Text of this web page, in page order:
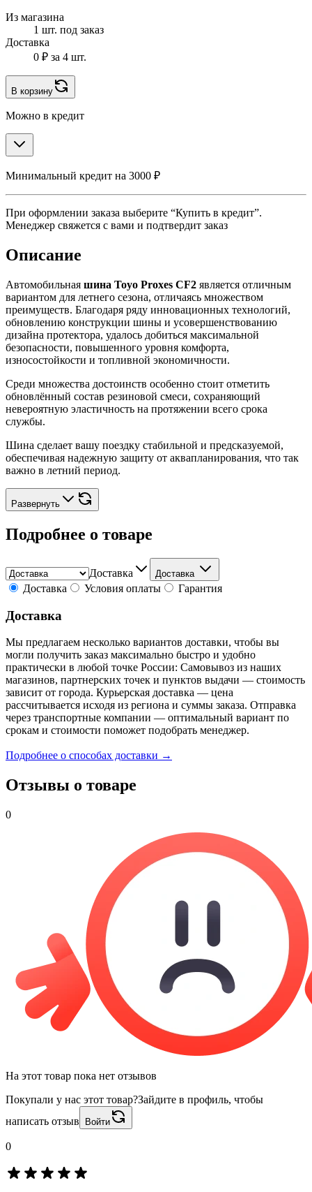
Из магазина
1 шт. под заказ
Доставка
0 ₽ за 4 шт.
В корзину
Можно в кредит
Минимальный кредит на 3000 ₽
При оформлении заказа выберите “Купить в кредит”.
Менеджер свяжется с вами и подтвердит заказ
Описание
Автомобильная шина Toyo Proxes CF2 является отличным
вариантом для летнего сезона, отличаясь множеством
преимуществ. Благодаря ряду инновационных технологий,
обновлению конструкции шины и усовершенствованию
дизайна протектора, удалось добиться максимальной
безопасности, повышенного уровня комфорта,
износостойкости и топливной экономичности.
Среди множества достоинств особенно стоит отметить
обновлённый состав резиновой смеси, сохраняющий
невероятную эластичность на протяжении всего срока
службы.
Шина сделает вашу поездку стабильной и предсказуемой,
обеспечивая надежную защиту от аквапланирования, что так
важно в летний период.
Развернуть
Подробнее о товаре
Доставка Доставка
Доставка Условия оплаты Гарантия
Доставка
Мы предлагаем несколько вариантов доставки, чтобы вы
могли получить заказ максимально быстро и удобно
практически в любой точке России: Самовывоз из наших
магазинов, партнерских точек и пунктов выдачи — стоимость
зависит от города. Курьерская доставка — цена
рассчитывается исходя из региона и суммы заказа. Отправка
через транспортные компании — оптимальный вариант по
срокам и стоимости поможет подобрать менеджер.
Подробнее о способах доставки →
Отзывы о товаре
0
На этот товар пока нет отзывов
Покупали у нас этот товар?Зайдите в профиль, чтобы
написать отзыв
Войти
0